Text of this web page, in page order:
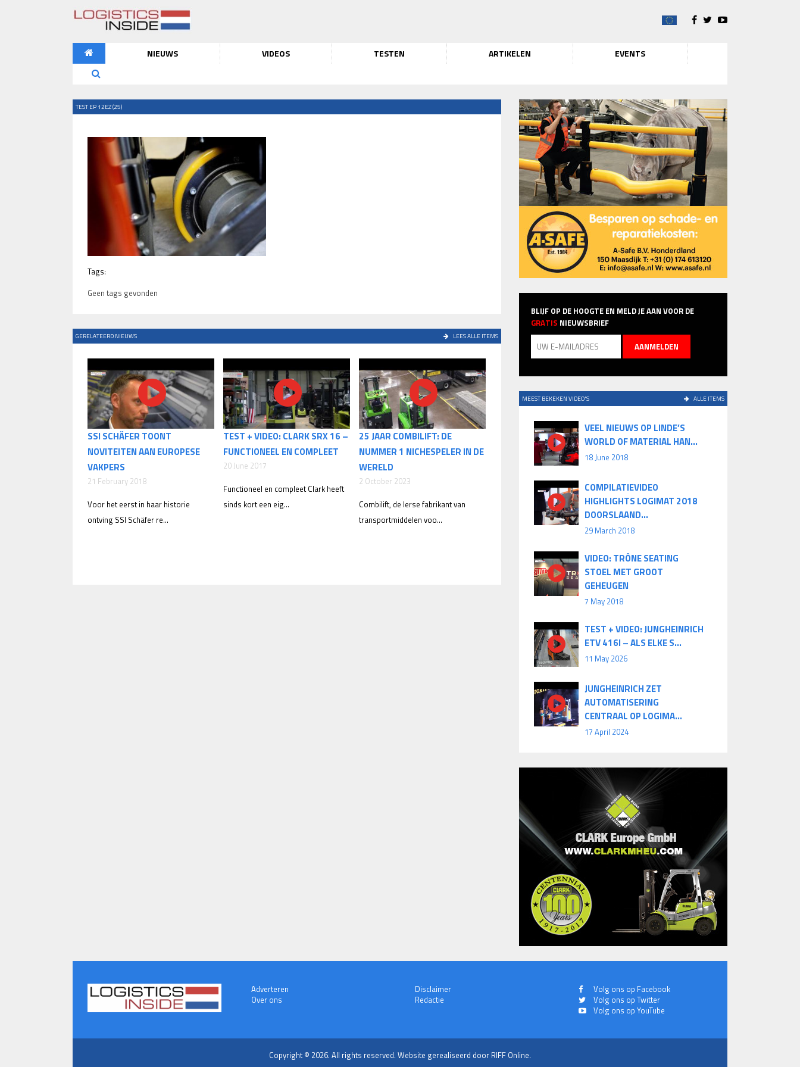
NIEUWS VIDEOS TESTEN ARTIKELEN EVENTS
TEST EP 12EZ (25)
Tags:
Geen tags gevonden
GERELATEERD NIEUWS LEES ALLE ITEMS
SSI SCHÄFER TOONT
NOVITEITEN AAN EUROPESE
VAKPERS
21 February 2018
Voor het eerst in haar historie
ontving SSI Schäfer re...
TEST + VIDEO: CLARK SRX 16 –
FUNCTIONEEL EN COMPLEET
20 June 2017
Functioneel en compleet Clark heeft
sinds kort een eig...
25 JAAR COMBILIFT: DE
NUMMER 1 NICHESPELER IN DE
WERELD
2 October 2023
Combilift, de Ierse fabrikant van
transportmiddelen voo...
BLIJF OP DE HOOGTE EN MELD JE AAN VOOR DE
GRATIS NIEUWSBRIEF
MEEST BEKEKEN VIDEO'S ALLE ITEMS
VEEL NIEUWS OP LINDE’S
WORLD OF MATERIAL HAN...
18 June 2018
COMPILATIEVIDEO
HIGHLIGHTS LOGIMAT 2018
DOORSLAAND...
29 March 2018
VIDEO: TRÔNE SEATING
STOEL MET GROOT
GEHEUGEN
7 May 2018
TEST + VIDEO: JUNGHEINRICH
ETV 416I – ALS ELKE S...
11 May 2026
JUNGHEINRICH ZET
AUTOMATISERING
CENTRAAL OP LOGIMA...
17 April 2024
Adverteren
Over ons
Disclaimer
Redactie
Volg ons op Facebook
Volg ons op Twitter
Volg ons op YouTube
Copyright © 2026. All rights reserved. Website gerealiseerd door RIFF Online.